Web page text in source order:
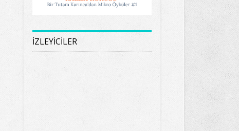
İZLEYİCİLER